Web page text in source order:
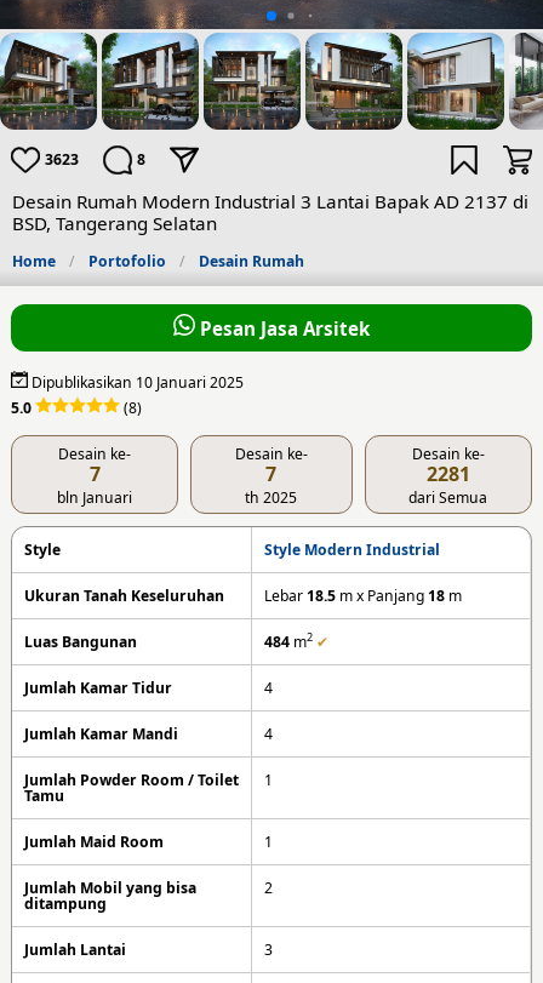
3623 8
Desain Rumah Modern Industrial 3 Lantai Bapak AD 2137 di
BSD, Tangerang Selatan
Home Portofolio Desain Rumah
Pesan Jasa Arsitek
Dipublikasikan 10 Januari 2025
5.0
(8)
Desain ke-
7
bln Januari
Desain ke-
7
th 2025
Desain ke-
2281
dari Semua
Style Style Modern Industrial
Ukuran Tanah Keseluruhan Lebar 18.5 m x Panjang 18 m
Luas Bangunan 484 m2 ✔
Jumlah Kamar Tidur 4
Jumlah Kamar Mandi 4
Jumlah Powder Room / Toilet
Tamu
1
Jumlah Maid Room 1
Jumlah Mobil yang bisa
ditampung
2
Jumlah Lantai 3